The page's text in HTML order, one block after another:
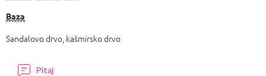
Baza
Sandalovo drvo, kašmirsko drvo
Pitaj